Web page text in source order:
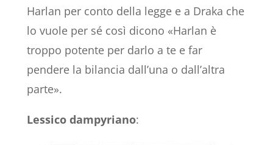
Harlan per conto della legge e a Draka che
lo vuole per sé così dicono «Harlan è
troppo potente per darlo a te e far
pendere la bilancia dall’una o dall’altra
parte».
Lessico dampyriano: